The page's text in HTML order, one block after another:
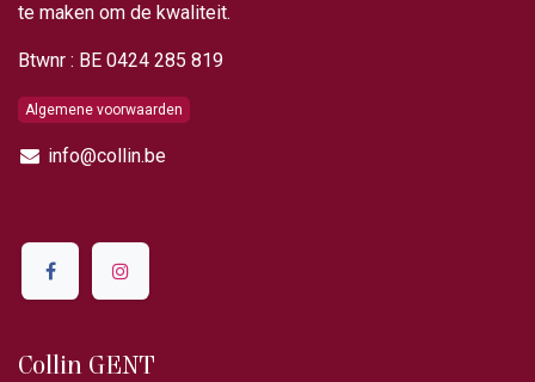
te maken om de kwaliteit.
Btwnr : BE 0424 285 819
Algemene voorwaarden
info@collin.be
Collin GENT